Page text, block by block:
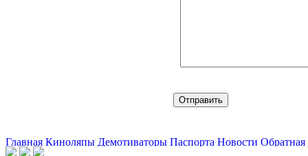
Главная Киноляпы Демотиваторы Паспорта Новости Обратная